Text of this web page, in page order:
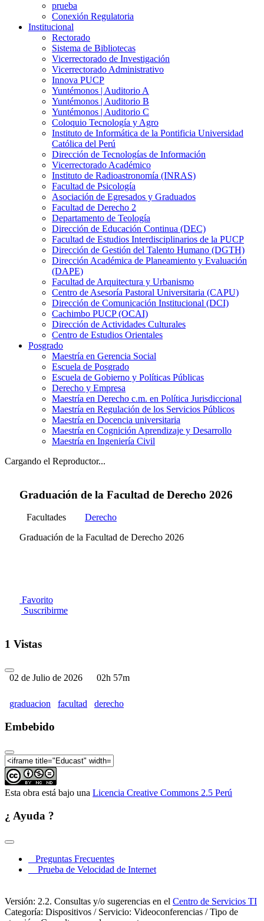
prueba
Conexión Regulatoria
Institucional
Rectorado
Sistema de Bibliotecas
Vicerrectorado de Investigación
Vicerrectorado Administrativo
Innova PUCP
Yuntémonos | Auditorio A
Yuntémonos | Auditorio B
Yuntémonos | Auditorio C
Coloquio Tecnología y Agro
Instituto de Informática de la Pontificia Universidad
Católica del Perú
Dirección de Tecnologías de Información
Vicerrectorado Académico
Instituto de Radioastronomía (INRAS)
Facultad de Psicología
Asociación de Egresados y Graduados
Facultad de Derecho 2
Departamento de Teología
Dirección de Educación Continua (DEC)
Facultad de Estudios Interdisciplinarios de la PUCP
Dirección de Gestión del Talento Humano (DGTH)
Dirección Académica de Planeamiento y Evaluación
(DAPE)
Facultad de Arquitectura y Urbanismo
Centro de Asesoría Pastoral Universitaria (CAPU)
Dirección de Comunicación Institucional (DCI)
Cachimbo PUCP (OCAI)
Dirección de Actividades Culturales
Centro de Estudios Orientales
Posgrado
Maestría en Gerencia Social
Escuela de Posgrado
Escuela de Gobierno y Políticas Públicas
Derecho y Empresa
Maestría en Derecho c.m. en Política Jurisdiccional
Maestría en Regulación de los Servicios Públicos
Maestría en Docencia universitaria
Maestría en Cognición Aprendizaje y Desarrollo
Maestría en Ingeniería Civil
Cargando el Reproductor...
Graduación de la Facultad de Derecho 2026
Facultades
Derecho
Graduación de la Facultad de Derecho 2026
Favorito
Suscribirme
1 Vistas
02 de Julio de 2026 02h 57m
graduacion facultad derecho
Embebido
Esta obra está bajo una Licencia Creative Commons 2.5 Perú
¿ Ayuda ?
Preguntas Frecuentes
Prueba de Velocidad de Internet
Versión: 2.2. Consultas y/o sugerencias en el Centro de Servicios TI
Categoría: Dispositivos / Servicio: Videoconferencias / Tipo de